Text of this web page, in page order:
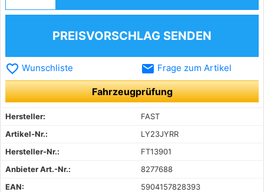
PREISVORSCHLAG SENDEN
favorite_border Wunschliste email Frage zum Artikel
Fahrzeugprüfung
Hersteller:
FAST
Artikel-Nr.:
LY23JYRR
Hersteller-Nr.:
FT13901
Anbieter Art.-Nr.:
8277688
EAN:
5904157828393